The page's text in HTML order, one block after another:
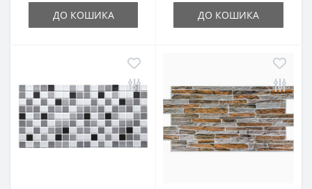
ДО КОШИКА ДО КОШИКА